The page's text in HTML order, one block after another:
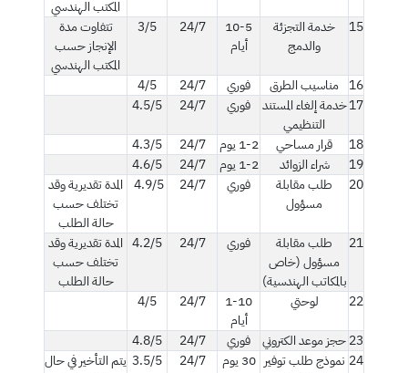
المكتب الهندسي
15
خدمة التجزئة
والدمج
10-5
أيام
24/7
3/5
تتفاوت مدة
الإنجاز حسب
المكتب الهندسي
16 مناسيب الطرق فوري 24/7
4/5
17خدمة إلغاء المستند
التنظيمي
فوري 24/7
4.5/5
18 قرار مساحي 1-2 يوم 24/7
4.3/5
19
شراء الزوائد 1-2 يوم 24/7
4.6/5
20
طلب مقابلة
مسؤول
فوري 24/7
4.9/5
المدة تقديرية وقد
تختلف حسب
حالة الطلب
21
طلب مقابلة
مسؤول (خاص
بالمكاتب الهندسية)
فوري 24/7
4.2/5 المدة تقديرية وقد
تختلف حسب
حالة الطلب
22
لوحتي
1-10
أيام
24/7
4/5
23حجز موعد الكتروني فوري 24/7
4.8/5
24 نموذج طلب توفير 30 يوم 24/7
3.5/5 يتم التأخير في حال